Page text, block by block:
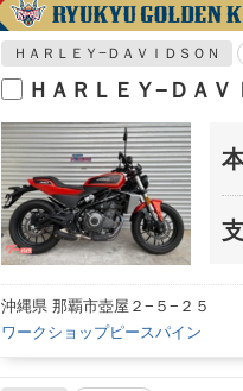
ＨＡＲＬＥＹ−ＤＡＶＩＤＳＯＮ
ＨＡＲＬＥＹ−ＤＡＶ
沖縄県 那覇市壺屋２−５−２５
ワークショップピースパイン